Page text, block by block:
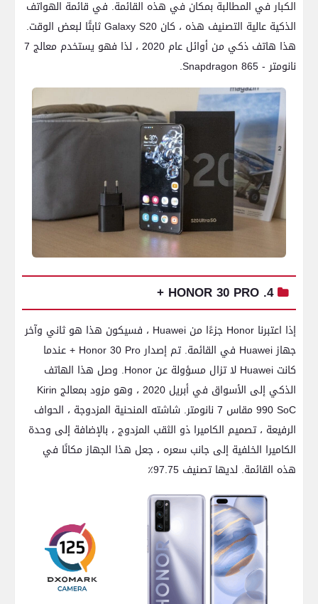
الكبار في المطالبة بمكان في هذه القائمة. في قائمة الهواتف
الذكية عالية التصنيف هذه ، كان Galaxy S20 ثابتًا لبعض الوقت.
هذا هاتف ذكي من أوائل عام 2020 ، لذا فهو يستخدم معالج 7
نانومتر - Snapdragon 865.
4. HONOR 30 PRO +
إذا اعتبرنا Honor جزءًا من Huawei ، فسيكون هذا هو ثاني وآخر
جهاز Huawei في القائمة. تم إصدار Honor 30 Pro + عندما
كانت Huawei لا تزال مسؤولة عن Honor. وصل هذا الهاتف
الذكي إلى الأسواق في أبريل 2020 ، وهو مزود بمعالج Kirin
990 SoC مقاس 7 نانومتر. شاشته المنحنية المزدوجة ، الحواف
الرفيعة ، تصميم الكاميرا ذو الثقب المزدوج ، بالإضافة إلى وحدة
الكاميرا الخلفية إلى جانب سعره ، جعل هذا الجهاز مكانًا في
هذه القائمة. لديها تصنيف 97.75٪